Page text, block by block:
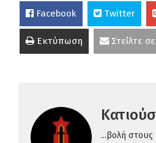
Facebook Twitter
Εκτύπωση Στείλτε
...βολή στους